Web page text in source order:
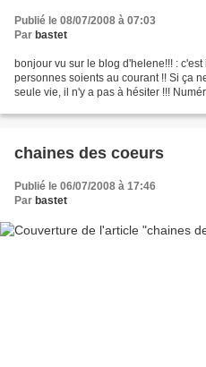
Publié le 08/07/2008 à 07:03
Par bastet
bonjour vu sur le blog d'helene!!! :
personnes soients au courant !! Si ça
seule vie, il n'y a pas à hésiter !!!
chaines des coeurs
Publié le 06/07/2008 à 17:46
Par bastet